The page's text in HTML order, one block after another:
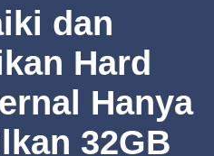
dan
Hard
Hanya
32GB